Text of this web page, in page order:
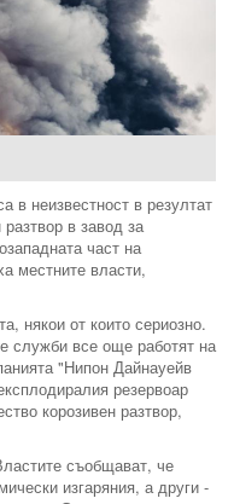
в неизвестност в резултат
в завод за
част на
местните власти,
някои от които сериозно.
служби все още работят на
"Нипон Дайнауейв
резервоар
корозивен разтвор,
съобщават, че
изгаряния, а други -